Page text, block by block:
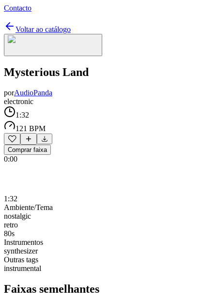
Contacto
Voltar ao catálogo
Mysterious Land
porAudioPanda
electronic
1:32
121 BPM
Comprar faixa
0:00
1:32
Ambiente/Tema
nostalgic
retro
80s
Instrumentos
synthesizer
Outras tags
instrumental
Faixas semelhantes